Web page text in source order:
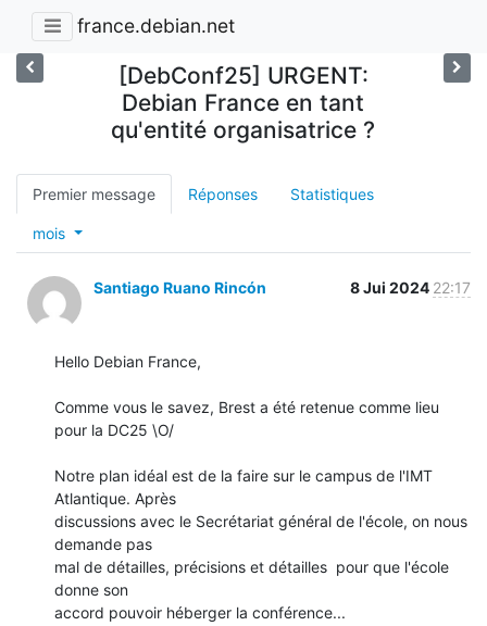
france.debian.net
[DebConf25] URGENT:
Debian France en tant
qu'entité organisatrice ?
Premier message Réponses Statistiques
mois
Santiago Ruano Rincón 8 Jui 2024 22:17
Hello Debian France,
Comme vous le savez, Brest a été retenue comme lieu
pour la DC25 \O/
Notre plan idéal est de la faire sur le campus de l'IMT
Atlantique. Après
discussions avec le Secrétariat général de l'école, on nous
demande pas
mal de détailles, précisions et détailles  pour que l'école
donne son
accord pouvoir héberger la conférence...